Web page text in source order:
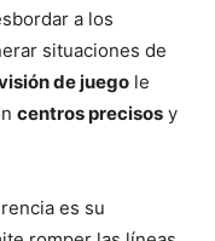
a los
situaciones de
de juego le
centros precisos y
es su